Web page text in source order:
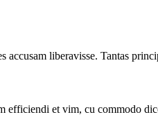
liberavisse. Tantas
efficiendi et vim, cu commodo